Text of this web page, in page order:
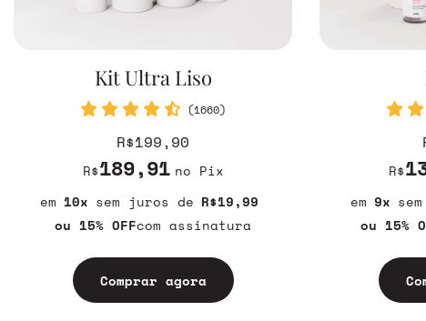
Kit Ultra Liso
(1660)
R$199,90
R$189,91 no Pix
10
R$19,99
sem juros
ou 15% OFFcom assinatura
Comprar agora
R$
9
ou 15%